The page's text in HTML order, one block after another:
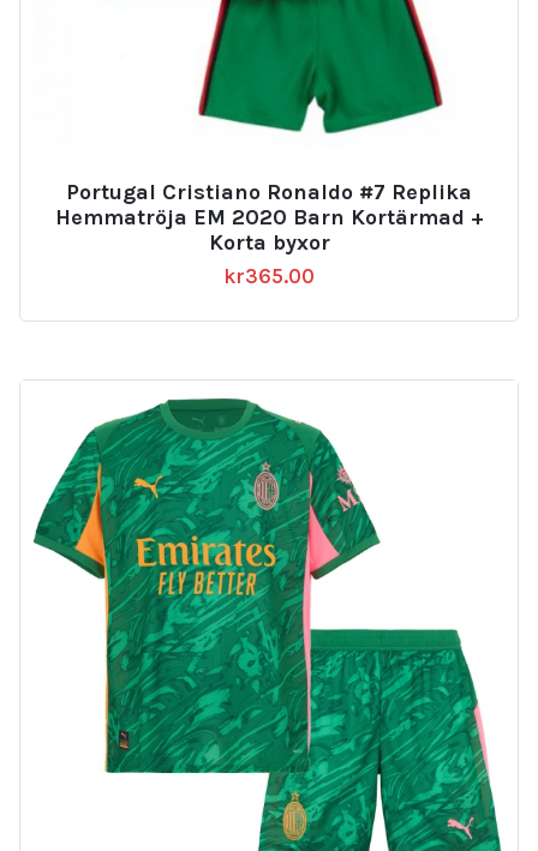
Portugal Cristiano Ronaldo #7 Replika
Hemmatröja EM 2020 Barn Kortärmad +
Korta byxor
kr365.00